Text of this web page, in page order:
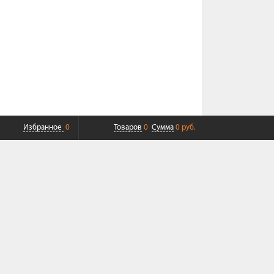
Избранное 0 Товаров 0 Сумма 0 руб.